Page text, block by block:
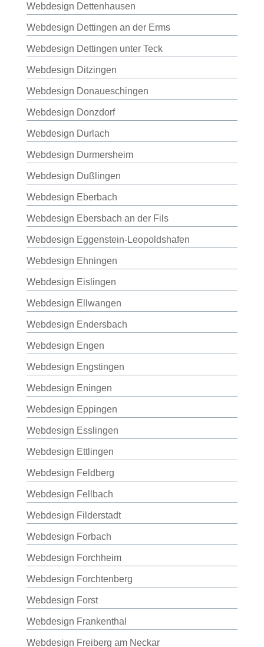
Webdesign Dettenhausen
Webdesign Dettingen an der Erms
Webdesign Dettingen unter Teck
Webdesign Ditzingen
Webdesign Donaueschingen
Webdesign Donzdorf
Webdesign Durlach
Webdesign Durmersheim
Webdesign Dußlingen
Webdesign Eberbach
Webdesign Ebersbach an der Fils
Webdesign Eggenstein-Leopoldshafen
Webdesign Ehningen
Webdesign Eislingen
Webdesign Ellwangen
Webdesign Endersbach
Webdesign Engen
Webdesign Engstingen
Webdesign Eningen
Webdesign Eppingen
Webdesign Esslingen
Webdesign Ettlingen
Webdesign Feldberg
Webdesign Fellbach
Webdesign Filderstadt
Webdesign Forbach
Webdesign Forchheim
Webdesign Forchtenberg
Webdesign Forst
Webdesign Frankenthal
Webdesign Freiberg am Neckar